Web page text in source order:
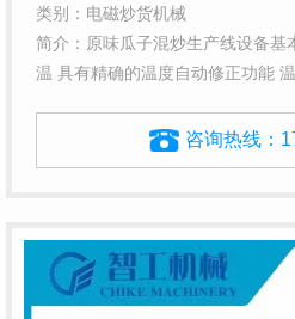
类别：电磁炒货机械
简介：原味瓜子混炒生产线设备基
温 具有精确的温度自动修正功能
咨询热线：